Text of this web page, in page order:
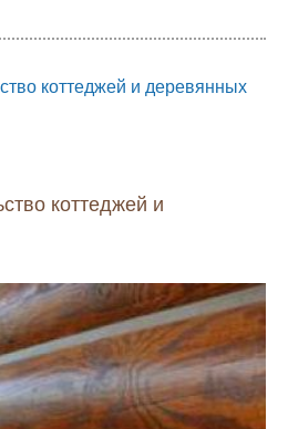
коттеджей и